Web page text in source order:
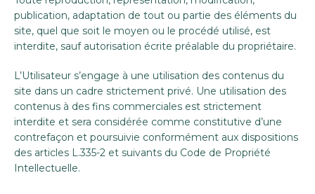
publication, adaptation de tout ou partie des éléments du
site, quel que soit le moyen ou le procédé utilisé, est
interdite, sauf autorisation écrite préalable du propriétaire.
L’Utilisateur s’engage à une utilisation des contenus du
site dans un cadre strictement privé. Une utilisation des
contenus à des fins commerciales est strictement
interdite et sera considérée comme constitutive d’une
contrefaçon et poursuivie conformément aux dispositions
des articles L.335-2 et suivants du Code de Propriété
Intellectuelle.